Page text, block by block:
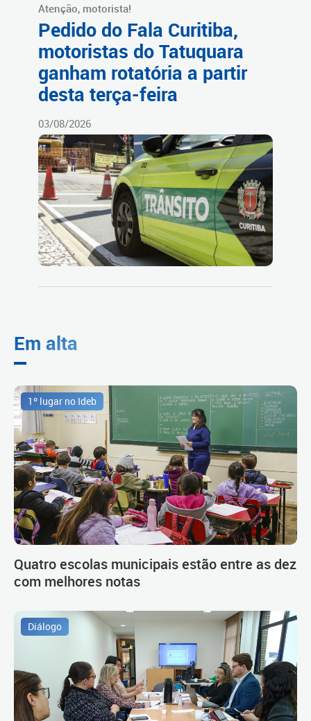
Atenção, motorista!
Pedido do Fala Curitiba,
motoristas do Tatuquara
ganham rotatória a partir
desta terça-feira
03/08/2026
Em alta
1º lugar no Ideb
Quatro escolas municipais estão entre as dez
com melhores notas
Diálogo